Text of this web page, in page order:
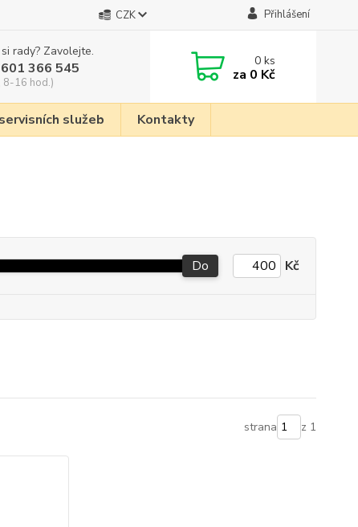
CZK Přihlášení
rady? Zavolejte.
366 545
8-16 hod.)
0ks
za 0 Kč
služeb Kontakty
Do Kč
strana z 1